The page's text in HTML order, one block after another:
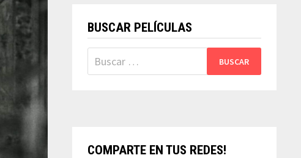
BUSCAR PELÍCULAS
Buscar:
COMPARTE EN TUS REDES!